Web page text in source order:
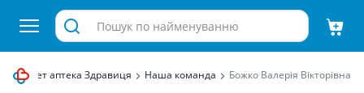
Інтернет аптека Здравиця Наша команда Божко Валерія Вікторівна